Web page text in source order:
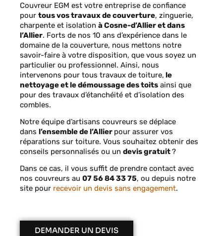
Couvreur EGM est votre entreprise de confiance
pour tous vos travaux de couverture, zinguerie,
charpente et isolation à Cosne-d’Allier et dans
l’Allier. Forts de nos 10 ans d’expérience dans le
domaine de la couverture, nous mettons notre
savoir-faire à votre disposition, que vous soyez un
particulier ou professionnel. Ainsi, nous
intervenons pour tous travaux de toiture, le
nettoyage et le démoussage des toits ainsi que
pour des travaux d’étanchéité et d’isolation des
combles.
Notre équipe d’artisans couvreurs se déplace
dans l’ensemble de l’Allier pour assurer vos
réparations sur toiture. Vous souhaitez obtenir des
conseils personnalisés ou un devis gratuit?
Dans ce cas, il vous suffit de prendre contact avec
nos couvreurs au 07 56 84 33 75, ou depuis notre
site pour recevoir un devis sans engagement.
DEMANDER UN DEVIS